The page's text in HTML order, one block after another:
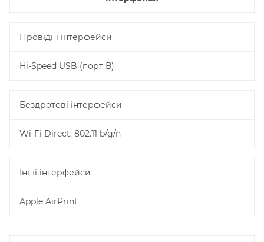
Провідні інтерфейси
Hi-Speed USB (порт В)
Бездротові інтерфейси
Wi-Fi Direct; 802.11 b/g/n
Інші інтерфейси
Apple AirPrint